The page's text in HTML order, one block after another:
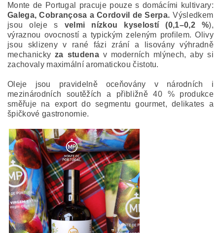
Monte de Portugal pracuje pouze s domácími kultivary:
Galega, Cobrançosa a Cordovil de Serpa.Výsledkem
jsou oleje s velmi nízkou kyselostí (0,1–0,2 %),
výraznou ovocností a typickým zeleným profilem.Olivy
jsou sklizeny v rané fázi zrání a lisovány výhradně
mechanickyza studenav moderních mlýnech, aby si
zachovaly maximální aromatickou čistotu.
Oleje jsou pravidelně oceňovány v národních i
mezinárodních soutěžích a přibližně 40 % produkce
směřuje na export do segmentu gourmet, delikates a
špičkové gastronomie.